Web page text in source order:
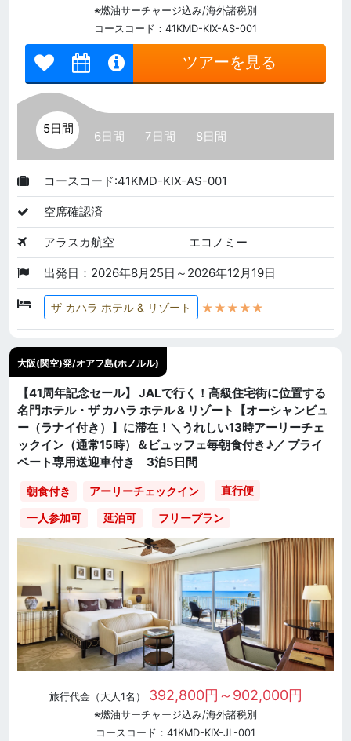
※燃油サーチャージ込み/海外諸税別
コースコード：41KMD-KIX-AS-001
ツアーを見る
5日間
6日間 7日間 8日間
コースコード:41KMD-KIX-AS-001
空席確認済
アラスカ航空 エコノミー
出発日：2026年8月25日～2026年12月19日
ザ カハラ ホテル & リゾート ★★★★★
大阪(関空)発/オアフ島(ホノルル)
【41周年記念セール】 JALで行く！高級住宅街に位置する
名門ホテル・ザ カハラ ホテル & リゾート【オーシャンビュ
ー（ラナイ付き）】に滞在！＼うれしい13時アーリーチェ
ックイン（通常15時）＆ビュッフェ毎朝食付き♪／ プライ
ベート専用送迎車付き 3泊5日間
朝食付き アーリーチェックイン 直行便
一人参加可 延泊可 フリープラン
旅行代金（大人1名） 392,800円～902,000円
※燃油サーチャージ込み/海外諸税別
コースコード：41KMD-KIX-JL-001